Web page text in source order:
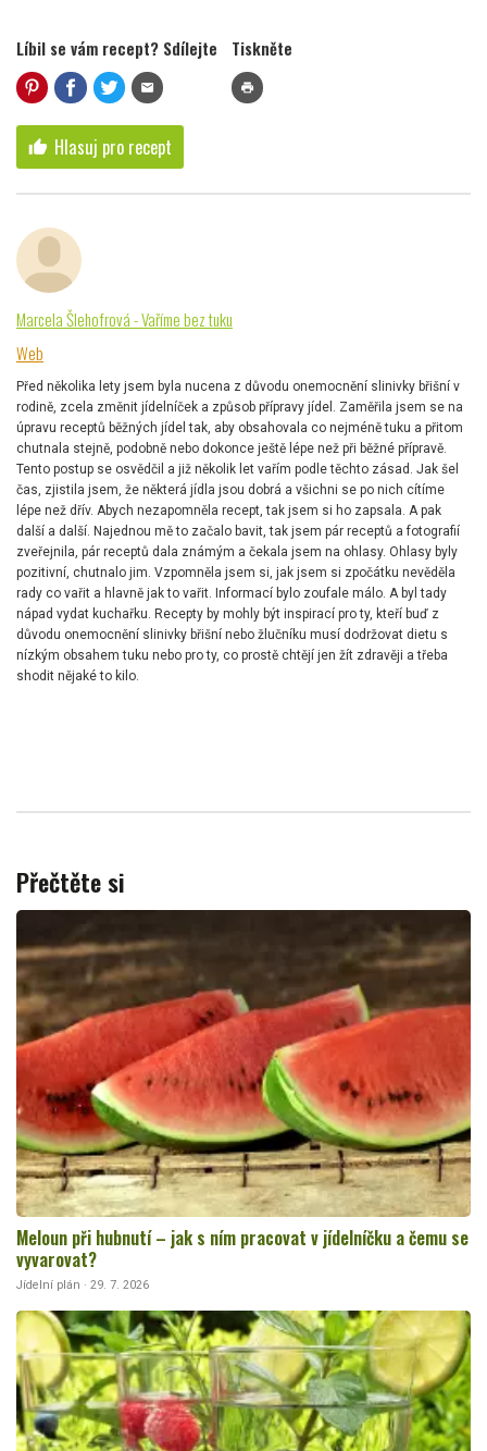
Líbil se vám recept? Sdílejte
mail
Tiskněte
print
thumb_up Hlasuj pro recept
Marcela Šlehofrová - Vaříme bez tuku
Web
Před několika lety jsem byla nucena z důvodu onemocnění slinivky břišní v
rodině, zcela změnit jídelníček a způsob přípravy jídel. Zaměřila jsem se na
úpravu receptů běžných jídel tak, aby obsahovala co nejméně tuku a přitom
chutnala stejně, podobně nebo dokonce ještě lépe než při běžné přípravě.
Tento postup se osvědčil a již několik let vařím podle těchto zásad. Jak šel
čas, zjistila jsem, že některá jídla jsou dobrá a všichni se po nich cítíme
lépe než dřív. Abych nezapomněla recept, tak jsem si ho zapsala. A pak
další a další. Najednou mě to začalo bavit, tak jsem pár receptů a fotografií
zveřejnila, pár receptů dala známým a čekala jsem na ohlasy. Ohlasy byly
pozitivní, chutnalo jim. Vzpomněla jsem si, jak jsem si zpočátku nevěděla
rady co vařit a hlavně jak to vařit. Informací bylo zoufale málo. A byl tady
nápad vydat kuchařku. Recepty by mohly být inspirací pro ty, kteří buď z
důvodu onemocnění slinivky břišní nebo žlučníku musí dodržovat dietu s
nízkým obsahem tuku nebo pro ty, co prostě chtějí jen žít zdravěji a třeba
shodit nějaké to kilo.
Přečtěte si
Meloun při hubnutí – jak s ním pracovat v jídelníčku a čemu se
vyvarovat?
Jídelní plán · 29. 7. 2026